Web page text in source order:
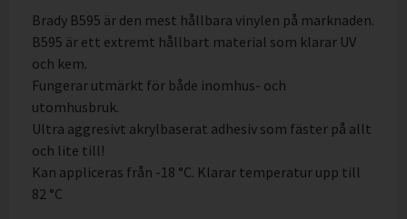
Brady B595 är den mest hållbara vinylen på marknaden.
B595 är ett extremt hållbart material som klarar UV
och kem.
Fungerar utmärkt för både inomhus- och
utomhusbruk.
Ultra aggresivt akrylbaserat adhesiv som fäster på allt
och lite till!
Kan appliceras från -18 °C. Klarar temperatur upp till
82 °C